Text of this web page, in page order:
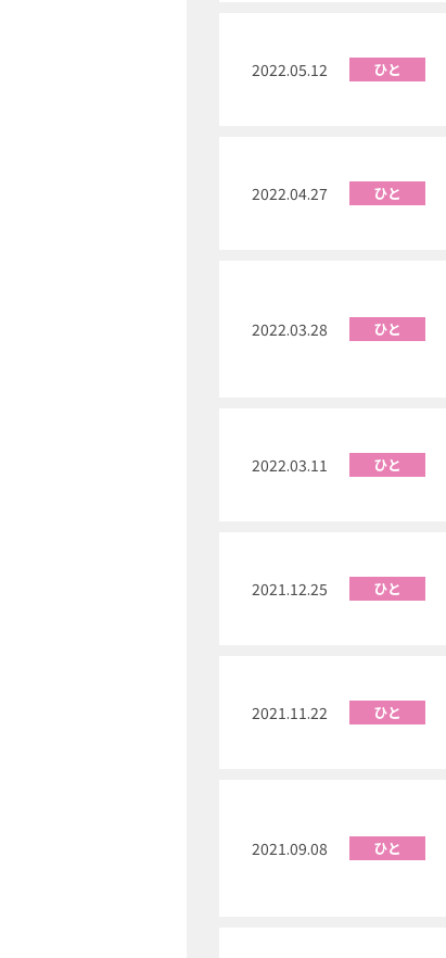
2022.05.12 ひと
2022.04.27 ひと
2022.03.28 ひと
2022.03.11 ひと
2021.12.25 ひと
2021.11.22 ひと
2021.09.08 ひと